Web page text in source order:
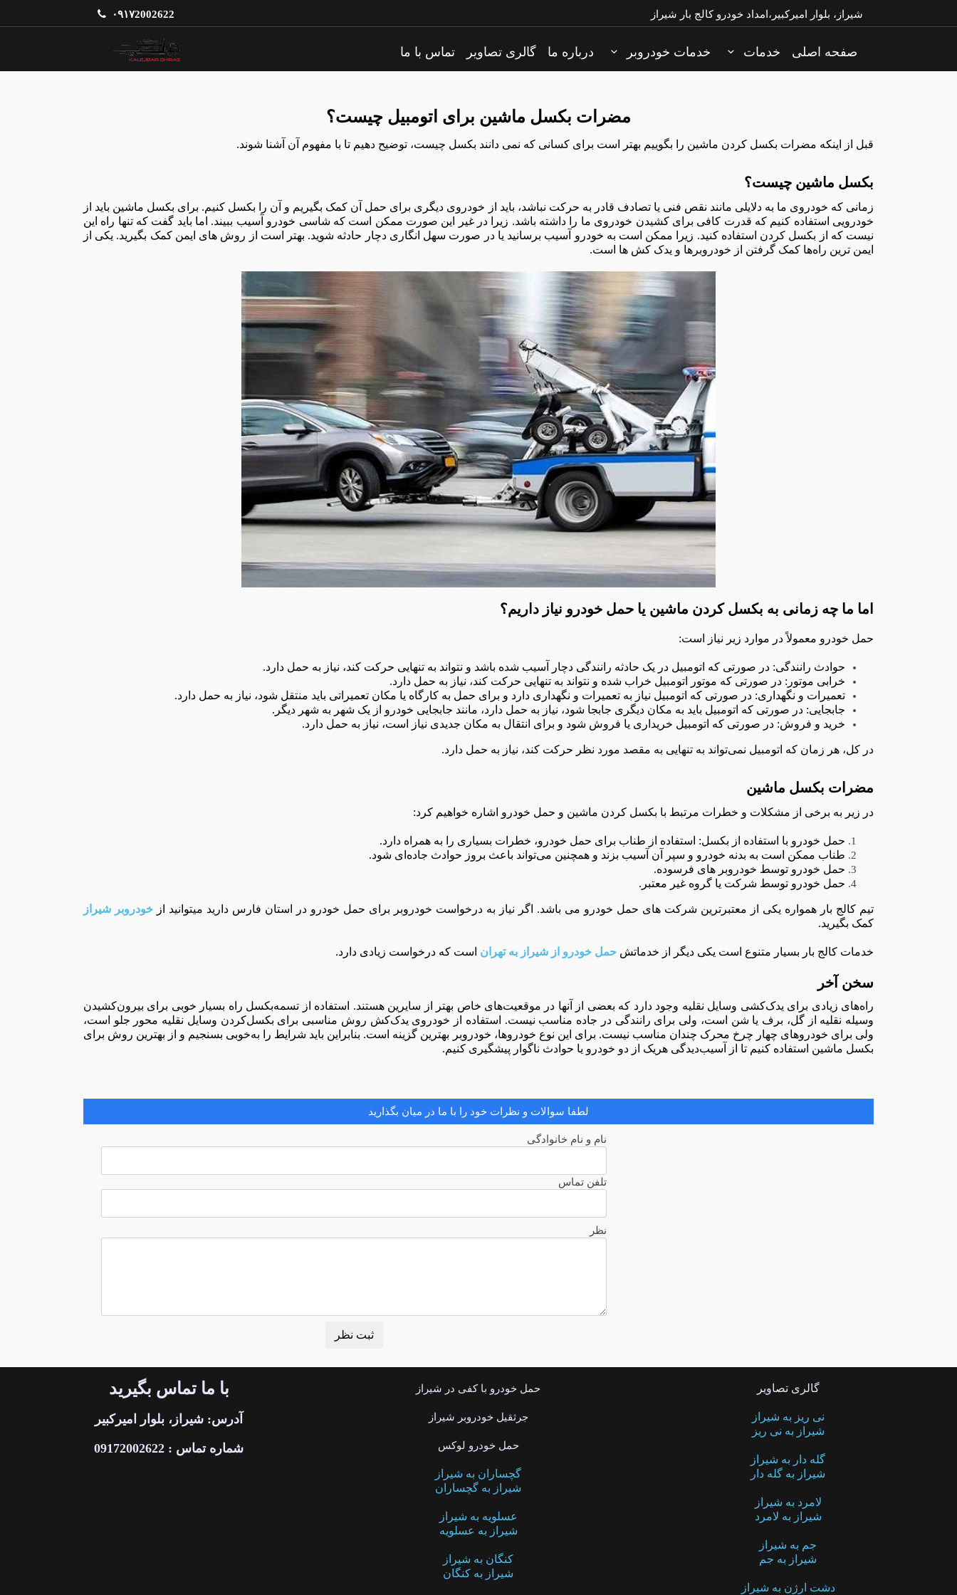
۰۹۱۷2002622 شیراز، بلوار امیرکبیر،امداد خودرو کالج بار شیراز
صفحه اصلی خدمات خدمات خودروبر درباره ما گالری تصاویر تماس با ما
مضرات بکسل ماشین برای اتومبیل چیست؟
قبل از اینکه مضرات بکسل کردن ماشین را بگوییم بهتر است برای کسانی که نمی دانند بکسل چیست، توضیح دهیم تا با مفهوم آن آشنا شوند.
بکسل ماشین چیست؟
زمانی که خودروی ما به دلایلی مانند نقص فنی یا تصادف قادر به حرکت نباشد، باید از خودروی دیگری برای حمل آن کمک بگیریم و آن را بکسل کنیم. برای بکسل ماشین باید از
خودرویی استفاده کنیم که قدرت کافی برای کشیدن خودروی ما را داشته باشد. زیرا در غیر این صورت ممکن است که شاسی خودرو آسیب ببیند. اما باید گفت که تنها راه این
نیست که از بکسل کردن استفاده کنید. زیرا ممکن است به خودرو آسیب برسانید یا در صورت سهل انگاری دچار حادثه شوید. بهتر است از روش های ایمن کمک بگیرید. یکی از
ایمن ترین راه‌ها کمک گرفتن از خودروبرها و یدک کش ها است.
اما ما چه زمانی به بکسل کردن ماشین یا حمل خودرو نیاز داریم؟
حمل خودرو معمولاً در موارد زیر نیاز است:
حوادث رانندگی: در صورتی که اتومبیل در یک حادثه رانندگی دچار آسیب شده باشد و نتواند به تنهایی حرکت کند، نیاز به حمل دارد.
خرابی موتور: در صورتی که موتور اتومبیل خراب شده و نتواند به تنهایی حرکت کند، نیاز به حمل دارد.
تعمیرات و نگهداری: در صورتی که اتومبیل نیاز به تعمیرات و نگهداری دارد و برای حمل به کارگاه یا مکان تعمیراتی باید منتقل شود، نیاز به حمل دارد.
جابجایی: در صورتی که اتومبیل باید به مکان دیگری جابجا شود، نیاز به حمل دارد، مانند جابجایی خودرو از یک شهر به شهر دیگر .
خرید و فروش: در صورتی که اتومبیل خریداری یا فروش شود و برای انتقال به مکان جدیدی نیاز است، نیاز به حمل دارد.
در کل، هر زمان که اتومبیل نمی‌تواند به تنهایی به مقصد مورد نظر حرکت کند، نیاز به حمل دارد.
مضرات بکسل ماشین
در زیر به برخی از مشکلات و خطرات مرتبط با بکسل کردن ماشین و حمل خودرو اشاره خواهیم کرد:
حمل خودرو با استفاده از بکسل: استفاده از طناب برای حمل خودرو، خطرات بسیاری را به همراه دارد.
طناب ممکن است به بدنه خودرو و سپر آن آسیب بزند و همچنین می‌تواند باعث بروز حوادث جاده‌ای شود.
حمل خودرو توسط خودروبر های فرسوده.
حمل خودرو توسط شرکت یا گروه غیر معتبر.
تیم کالج بار همواره یکی از معتبرترین شرکت های حمل خودرو می باشد. اگر نیاز به درخواست خودروبر برای حمل خودرو در استان فارس دارید میتوانید از خودروبر شیراز
کمک بگیرید.
خدمات کالج بار بسیار متنوع است یکی دیگر از خدماتش حمل خودرو از شیراز به تهران است که درخواست زیادی دارد.
سخن آخر
راه‌های زیادی برای یدک‌کشی وسایل نقلیه وجود دارد که بعضی از آنها در موقعیت‌های خاص بهتر از سایرین هستند. استفاده از تسمه‌بکسل راه بسیار خوبی برای بیرون‌کشیدن
وسیله نقلیه از گل، برف یا شن است، ولی برای رانندگی در جاده مناسب نیست. استفاده از خودروی یدک‌کش روش مناسبی برای بکسل‌کردن وسایل نقلیه محور جلو است،
ولی برای خودروهای چهار چرخ محرک چندان مناسب نیست. برای این نوع خودروها، خودروبر بهترین گزینه است. بنابراین باید شرایط را به‌خوبی بسنجیم و از بهترین روش برای
بکسل ماشین استفاده کنیم تا از آسیب‌دیدگی هریک از دو خودرو یا حوادث ناگوار پیشگیری کنیم.
لطفا سوالات و نظرات خود را با ما در میان بگذارید
نام و نام خانوادگی
تلفن تماس
نظر
با ما تماس بگیرید
آدرس: شیراز، بلوار امیرکبیر
شماره تماس : 09172002622
حمل خودرو با کفی در شیراز
جرثقیل خودروبر شیراز
حمل خودرو لوکس
گچساران به شیراز
شیراز به گچساران
عسلویه به شیراز
شیراز به عسلویه
کنگان به شیراز
شیراز به کنگان
گالری تصاویر
نی ریز به شیراز
شیراز به نی ریز
گله دار به شیراز
شیراز به گله دار
لامرد به شیراز
شیراز به لامرد
جم به شیراز
شیراز به جم
دشت ارژن به شیراز